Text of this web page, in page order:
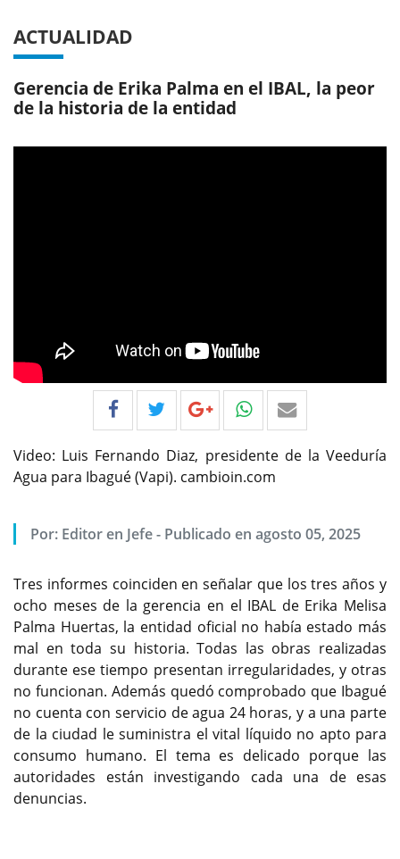
ACTUALIDAD
Gerencia de Erika Palma en el IBAL, la peor
de la historia de la entidad
Video: Luis Fernando Diaz, presidente de la Veeduría
Agua para Ibagué (Vapi). cambioin.com
Por: Editor en Jefe- Publicado en agosto 05, 2025
Tres informes coinciden en señalar que los tres años y
ocho meses de la gerencia en el IBAL de Erika Melisa
Palma Huertas, la entidad oficial no había estado más
mal en toda su historia. Todas las obras realizadas
durante ese tiempo presentan irregularidades, y otras
no funcionan. Además quedó comprobado que Ibagué
no cuenta con servicio de agua 24 horas, y a una parte
de la ciudad le suministra el vital líquido no apto para
consumo humano. El tema es delicado porque las
autoridades están investigando cada una de esas
denuncias.